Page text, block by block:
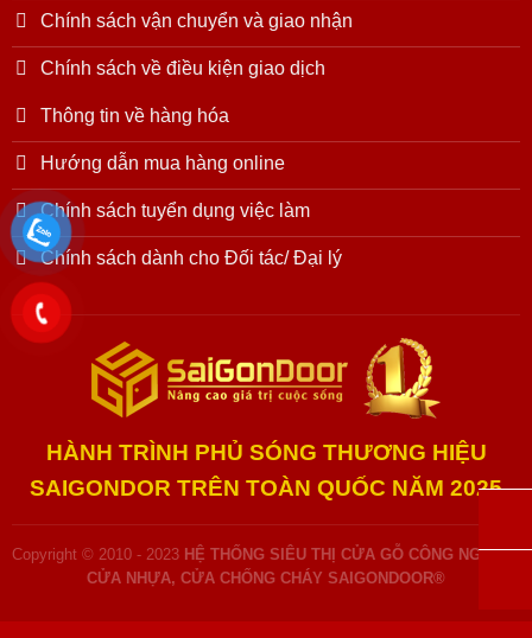
Chính sách vận chuyển và giao nhận
Chính sách về điều kiện giao dịch
Thông tin về hàng hóa
Hướng dẫn mua hàng online
Chính sách tuyển dụng việc làm
Chính sách dành cho Đối tác/ Đại lý
HÀNH TRÌNH PHỦ SÓNG THƯƠNG HIỆU
SAIGONDOR TRÊN TOÀN QUỐC NĂM 2025
Copyright © 2010 - 2023 HỆ THỐNG SIÊU THỊ CỬA GỖ CÔNG NGHIỆP,
CỬA NHỰA, CỬA CHỐNG CHÁY SAIGONDOOR®